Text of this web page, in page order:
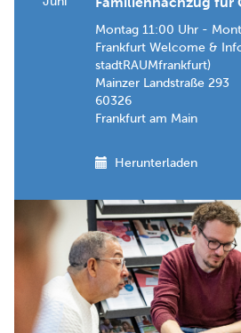
Montag 11:00 Uhr -
Frankfurt Welcome &
stadtRAUMfrankfurt)
Mainzer Landstraße 293
60326
Frankfurt am Main
Herunterladen